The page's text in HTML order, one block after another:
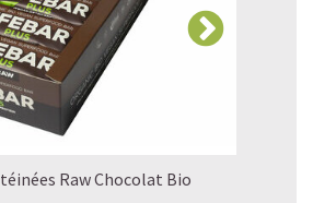
Raw Chocolat Bio